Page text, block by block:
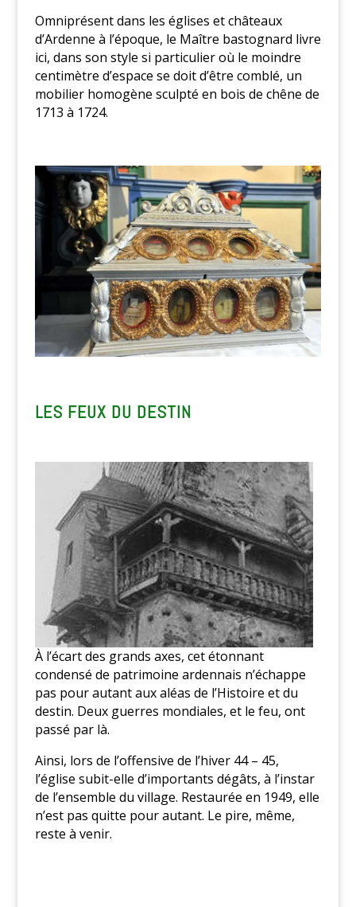
Omniprésent dans les églises et châteaux
d’Ardenne à l’époque, le Maître bastognard livre
ici, dans son style si particulier où le moindre
centimètre d’espace se doit d’être comblé, un
mobilier homogène sculpté en bois de chêne de
1713 à 1724.
LES FEUX DU DESTIN
À l’écart des grands axes, cet étonnant
condensé de patrimoine ardennais n’échappe
pas pour autant aux aléas de l’Histoire et du
destin. Deux guerres mondiales, et le feu, ont
passé par là.
Ainsi, lors de l’offensive de l’hiver 44 – 45,
l’église subit-elle d’importants dégâts, à l’instar
de l’ensemble du village. Restaurée en 1949, elle
n’est pas quitte pour autant. Le pire, même,
reste à venir.